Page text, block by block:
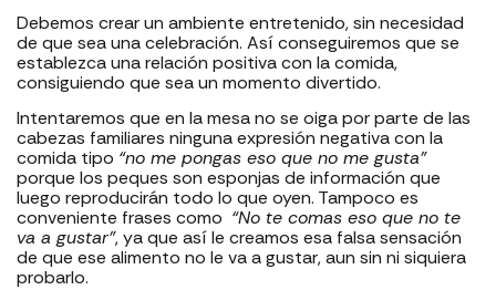
Debemos crear un ambiente entretenido, sin necesidad
de que sea una celebración. Así conseguiremos que se
establezca una relación positiva con la comida,
consiguiendo que sea un momento divertido.
Intentaremos que en la mesa no se oiga por parte de las
cabezas familiares ninguna expresión negativa con la
comida tipo “no me pongas eso que no me gusta”
porque los peques son esponjas de información que
luego reproducirán todo lo que oyen. Tampoco es
conveniente frases como “No te comas eso que no te
va a gustar”, ya que así le creamos esa falsa sensación
de que ese alimento no le va a gustar, aun sin ni siquiera
probarlo.